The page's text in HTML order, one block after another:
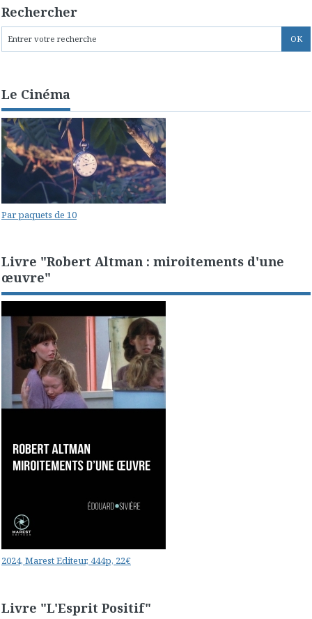
Rechercher
Le Cinéma
Par paquets de 10
Livre "Robert Altman : miroitements d'une
œuvre"
2024, Marest Editeur, 444p, 22€
Livre "L'Esprit Positif"